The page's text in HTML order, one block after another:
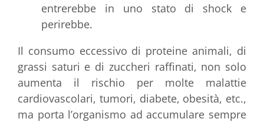
entrerebbe in uno stato di shock e
perirebbe.
Il consumo eccessivo di proteine animali, di
grassi saturi e di zuccheri raffinati, non solo
aumenta il rischio per molte malattie
cardiovascolari, tumori, diabete, obesità, etc.,
ma porta l’organismo ad accumulare sempre